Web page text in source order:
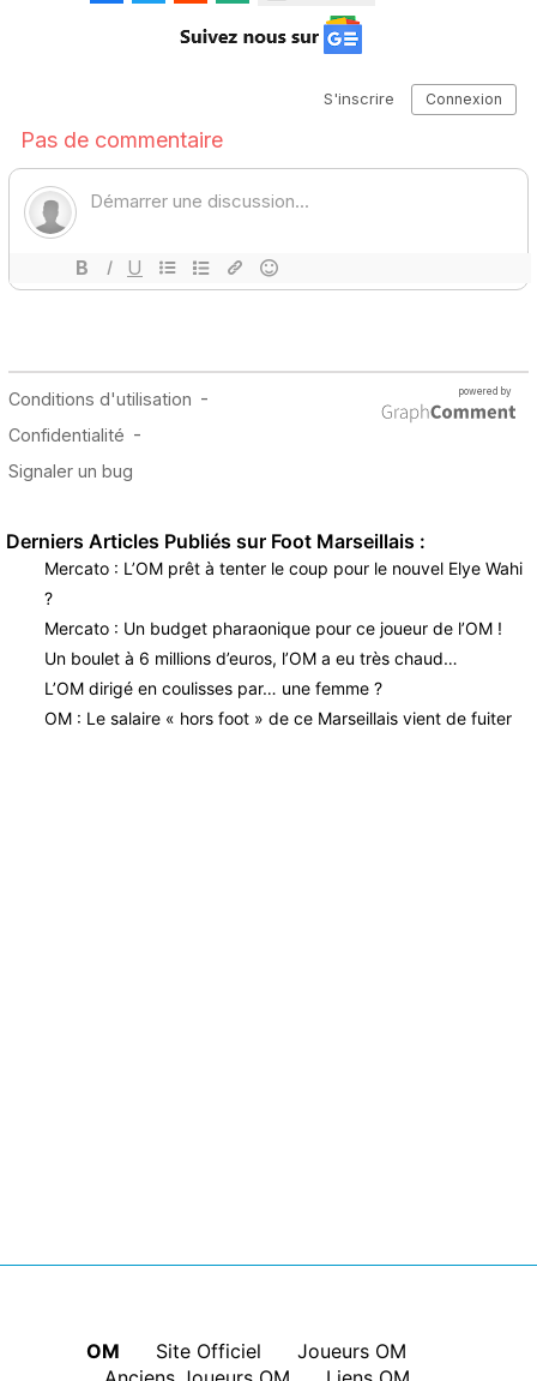
Derniers Articles Publiés sur Foot Marseillais :
Mercato : L’OM prêt à tenter le coup pour le nouvel Elye Wahi
?
Mercato : Un budget pharaonique pour ce joueur de l’OM !
Un boulet à 6 millions d’euros, l’OM a eu très chaud…
L’OM dirigé en coulisses par… une femme ?
OM : Le salaire « hors foot » de ce Marseillais vient de fuiter
OM Site Officiel
Joueurs OM